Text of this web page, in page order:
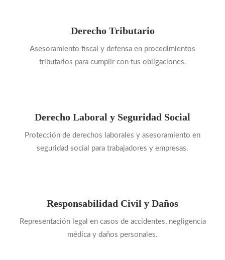
Derecho Tributario
Asesoramiento fiscal y defensa en procedimientos
tributarios para cumplir con tus obligaciones.
Derecho Laboral y Seguridad Social
Protección de derechos laborales y asesoramiento en
seguridad social para trabajadores y empresas.
Responsabilidad Civil y Daños
Representación legal en casos de accidentes, negligencia
médica y daños personales.